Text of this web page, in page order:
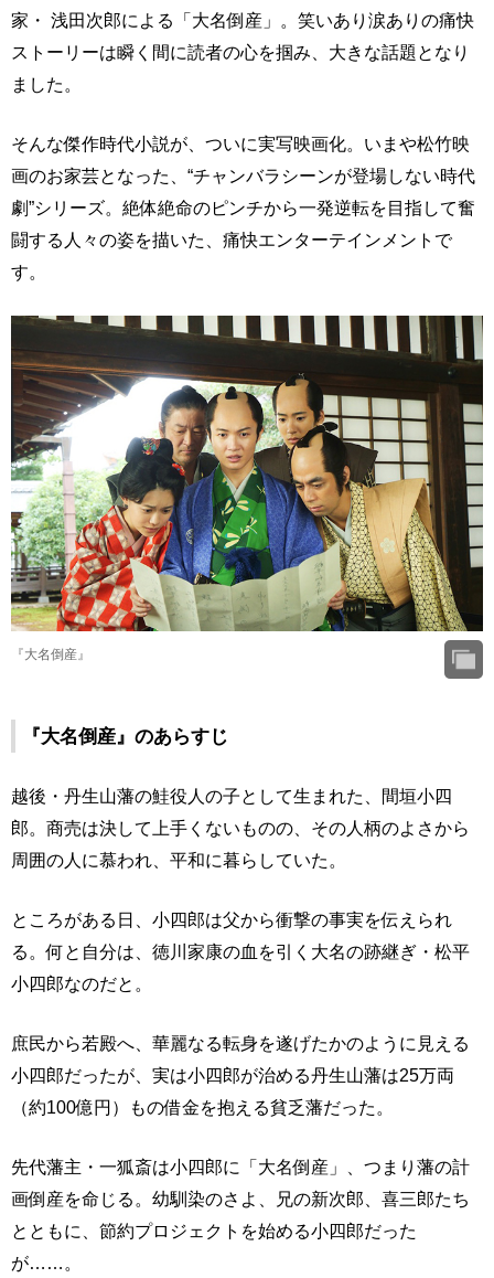
家・ 浅田次郎による「大名倒産」。笑いあり涙ありの痛快
ストーリーは瞬く間に読者の心を掴み、大きな話題となり
ました。
そんな傑作時代小説が、ついに実写映画化。いまや松竹映
画のお家芸となった、“チャンバラシーンが登場しない時代
劇”シリーズ。絶体絶命のピンチから一発逆転を目指して奮
闘する人々の姿を描いた、痛快エンターテインメントで
す。
『大名倒産』
『大名倒産』のあらすじ
越後・丹生山藩の鮭役人の子として生まれた、間垣小四
郎。商売は決して上手くないものの、その人柄のよさから
周囲の人に慕われ、平和に暮らしていた。
ところがある日、小四郎は父から衝撃の事実を伝えられ
る。何と自分は、徳川家康の血を引く大名の跡継ぎ・松平
小四郎なのだと。
庶民から若殿へ、華麗なる転身を遂げたかのように見える
小四郎だったが、実は小四郎が治める丹生山藩は25万両
（約100億円）もの借金を抱える貧乏藩だった。
先代藩主・一狐斎は小四郎に「大名倒産」、つまり藩の計
画倒産を命じる。幼馴染のさよ、兄の新次郎、喜三郎たち
とともに、節約プロジェクトを始める小四郎だった
が……。